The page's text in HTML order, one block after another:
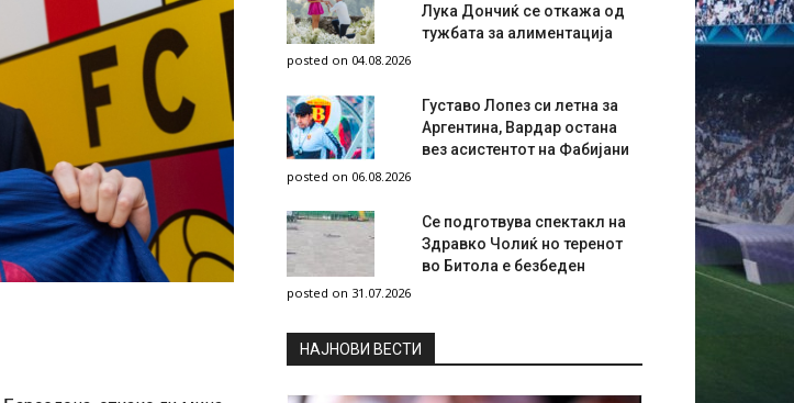
Лука Дончиќ се откажа од
тужбата за алиментација
posted on 04.08.2026
Густаво Лопез си летна за
Аргентина, Вардар остана
вез асистентот на Фабијани
posted on 06.08.2026
Се подготвува спектакл на
Здравко Чолиќ но теренот
во Битола е безбеден
posted on 31.07.2026
НAЈНОВИ ВЕСТИ